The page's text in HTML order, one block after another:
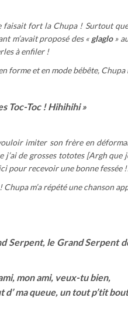
faisait fort la Chupa ! Surtout
m’avait proposé des « glaglo»
à enfiler !
forme et en mode bébête,
Toc-Toc ! Hihihihi »
imiter son frère en
j’ai de grosses tototes [Argh
pour recevoir une bonne fessée
Chupa m’a répété une chanson
Serpent, le Grand Serpent
mon ami, veux-tu bien,
d’ ma queue, un tout p’tit